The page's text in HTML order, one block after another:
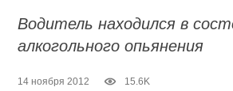
Водитель находился в
алкогольного опьянения
14 ноября 2012 15.6K